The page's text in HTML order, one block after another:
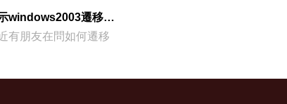
圖文演示windows2003遷移至win2008系統的步驟
朋友在問如何遷移